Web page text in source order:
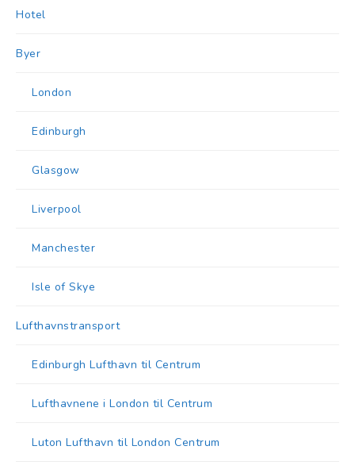
Hotel
Byer
London
Edinburgh
Glasgow
Liverpool
Manchester
Isle of Skye
Lufthavnstransport
Edinburgh Lufthavn til Centrum
Lufthavnene i London til Centrum
Luton Lufthavn til London Centrum